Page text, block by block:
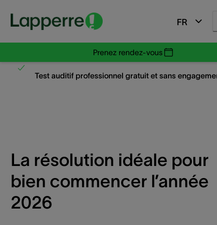
FR
Prenez rendez-vous
Test auditif professionnel gratuit et sans
La résolution idéale pour
bien commencer l’année
2026​​